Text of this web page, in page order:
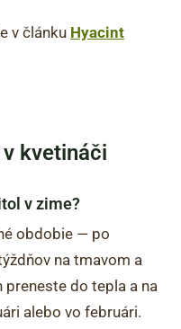
v článku Hyacint
kvetináči
v zime?
obdobie — po
na tmavom a
do tepla a na
alebo vo februári.